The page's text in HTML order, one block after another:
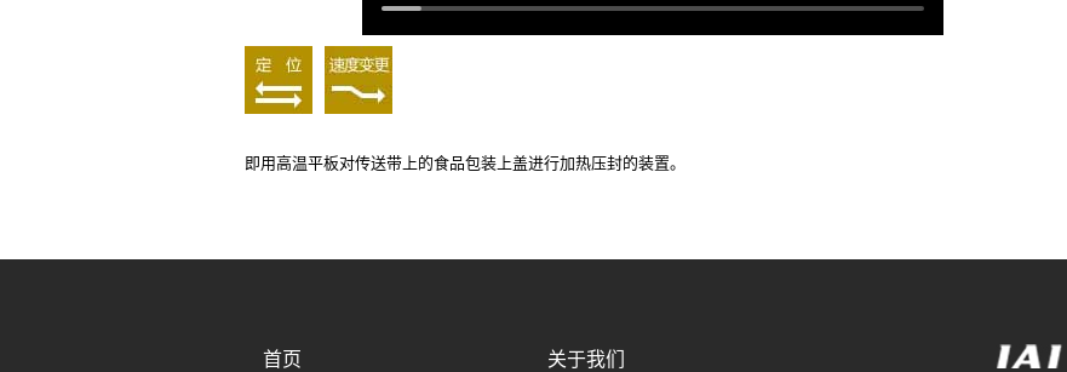
即用高温平板对传送带上的食品包装上盖进行加热压封的装置。
首页 关于我们